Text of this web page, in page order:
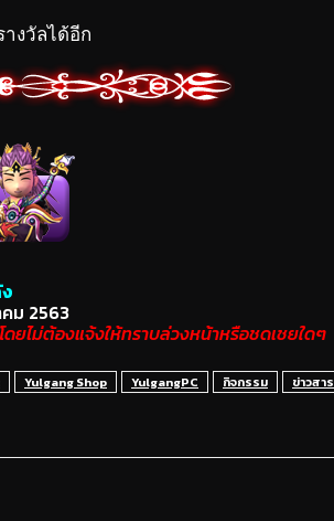
างวัลได้อีก
ม 2563
ยไม่ต้องแจ้งให้ทราบล่วงหน้าหรือชดเชยใดๆ
Yulgang Shop YulgangPC กิจกรรม ข่าวสาร